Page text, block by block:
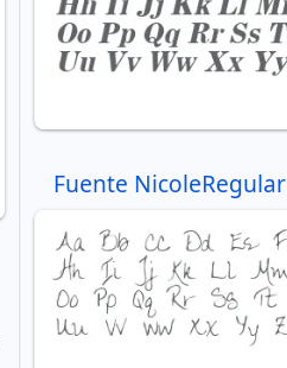
Fuente NicoleRegular